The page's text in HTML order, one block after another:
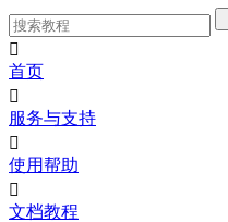

首页

服务与支持

使用帮助

文档教程